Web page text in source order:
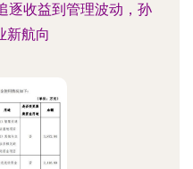
逐收益到管理波动，孙
新航向